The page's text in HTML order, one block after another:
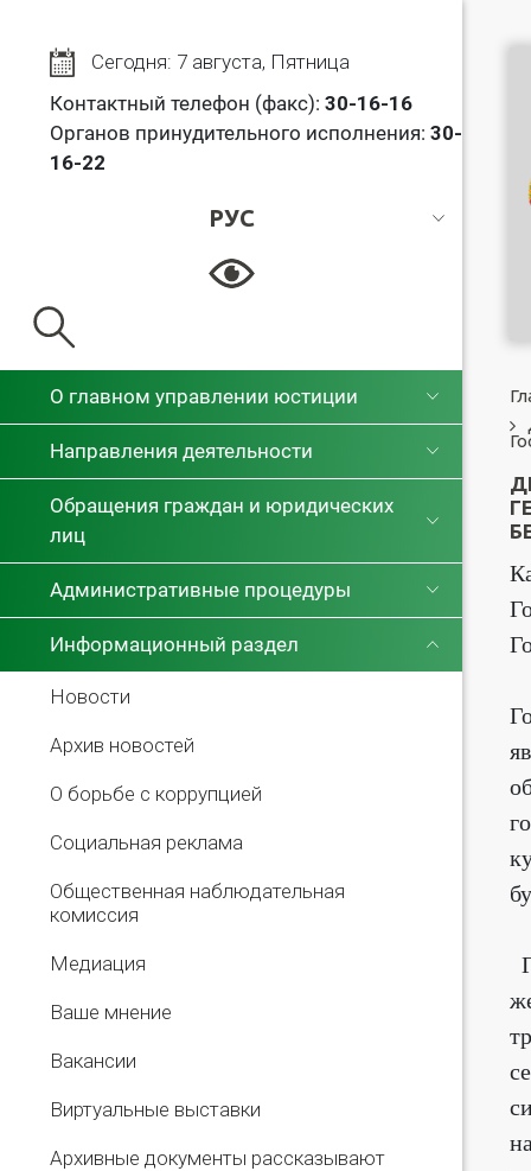
Сегодня: 7 августа, Пятница
Контактный телефон (факс): 30-16-16
Органов принудительного исполнения: 30-
16-22
РУС
РУС
О главном управлении юстиции
Направления деятельности
Обращения граждан и юридических
лиц
Административные процедуры
Информационный раздел
Новости
Архив новостей
О борьбе с коррупцией
Социальная реклама
Общественная наблюдательная
комиссия
Медиация
Ваше мнение
Вакансии
Виртуальные выставки
Архивные документы рассказывают